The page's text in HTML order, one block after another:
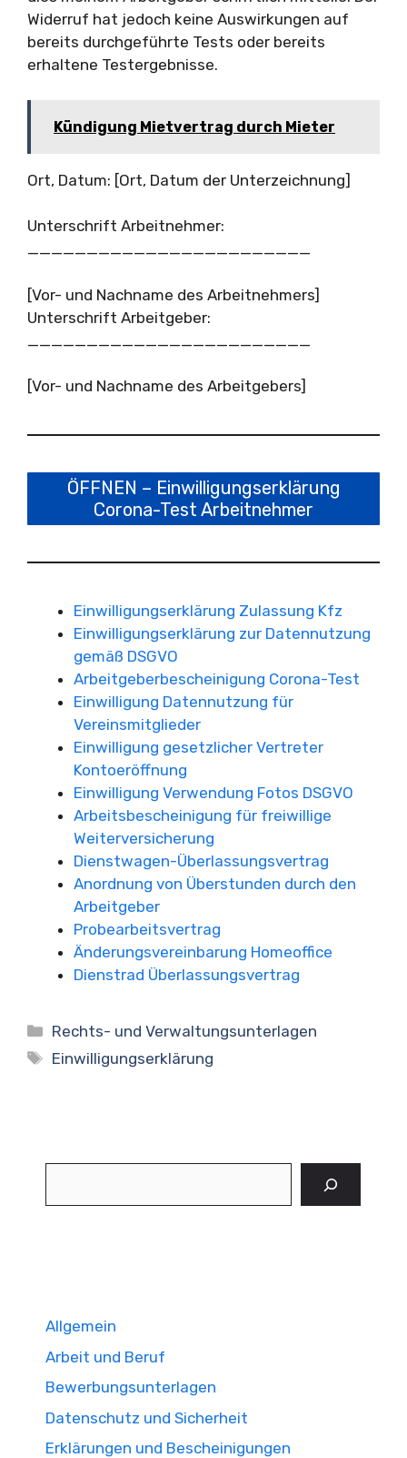
Widerruf hat jedoch keine Auswirkungen auf
bereits durchgeführte Tests oder bereits
erhaltene Testergebnisse.
Kündigung Mietvertrag durch Mieter
Ort, Datum: [Ort, Datum der Unterzeichnung]
Unterschrift Arbeitnehmer:
________________________
[Vor- und Nachname des Arbeitnehmers]
Unterschrift Arbeitgeber:
[Vor- und Nachname des Arbeitgebers]
ÖFFNEN – Einwilligungserklärung
Corona-Test Arbeitnehmer
Einwilligungserklärung Zulassung Kfz
Einwilligungserklärung zur Datennutzung
gemäß DSGVO
Arbeitgeberbescheinigung Corona-Test
Einwilligung Datennutzung für
Vereinsmitglieder
Einwilligung gesetzlicher Vertreter
Kontoeröffnung
Einwilligung Verwendung Fotos DSGVO
Arbeitsbescheinigung für freiwillige
Weiterversicherung
Dienstwagen-Überlassungsvertrag
Anordnung von Überstunden durch den
Arbeitgeber
Probearbeitsvertrag
Änderungsvereinbarung Homeoffice
Dienstrad Überlassungsvertrag
Kategorien
Rechts- und Verwaltungsunterlagen
Schlagwörter
Einwilligungserklärung
Allgemein
Arbeit und Beruf
Bewerbungsunterlagen
Datenschutz und Sicherheit
Erklärungen und Bescheinigungen